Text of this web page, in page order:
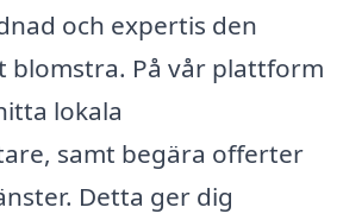
och expertis den
blomstra. På vår plattform
lokala
samt begära offerter
Detta ger dig